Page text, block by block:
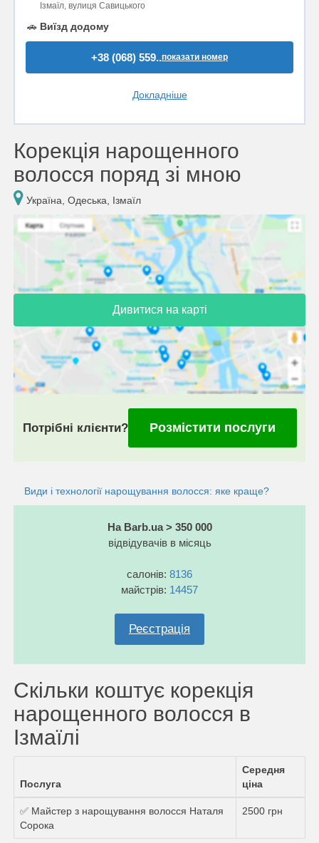
Ізмаїл, вулиця Савицького
🚗 Виїзд додому
+38 (068) 559..показати номер
Докладніше
Корекція нарощенного
волосся поряд зі мною
Україна, Одеська, Ізмаїл
Дивитися на карті
Потрібні клієнти? Розмістити послуги
Види і технології нарощування волосся: яке краще?
На Barb.ua > 350 000
відвідувачів в місяць
салонів: 8136
майстрів: 14457
Реєстрація
Скільки коштує корекція
нарощенного волосся в
Ізмаїлі
Послуга
Середня
ціна
✅ Майстер з нарощування волосся Наталя
Сорока
2500 грн